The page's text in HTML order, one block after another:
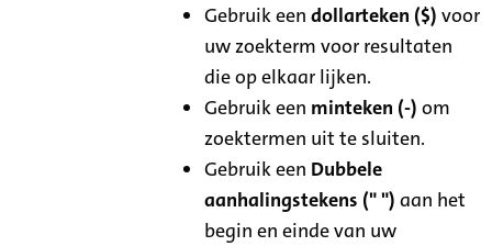
Gebruik eendollarteken ($) voor
uw zoekterm voor resultaten
die op elkaar lijken.
Gebruik een minteken (-) om
zoektermen uit te sluiten.
Gebruik een Dubbele
aanhalingstekens (" ") aan het
begin en einde van uw